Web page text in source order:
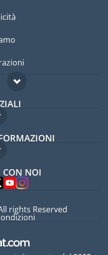
expat
expat
CON NOI
rights Reserved